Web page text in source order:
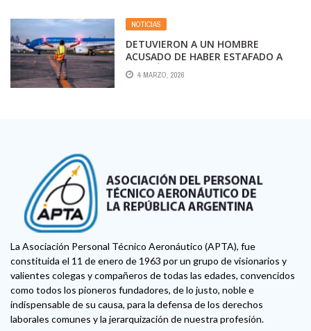
NOTICIAS
DETUVIERON A UN HOMBRE
ACUSADO DE HABER ESTAFADO A
AEROLÍNEAS ARGENTINAS POR CASI
MEDIO MILLÓN DE DÓLARES
4 MARZO, 2026
La Asociación Personal Técnico Aeronáutico (APTA), fue
constituida el 11 de enero de 1963 por un grupo de visionarios y
valientes colegas y compañeros de todas las edades, convencidos
como todos los pioneros fundadores, de lo justo, noble e
indispensable de su causa, para la defensa de los derechos
laborales comunes y la jerarquización de nuestra profesión.